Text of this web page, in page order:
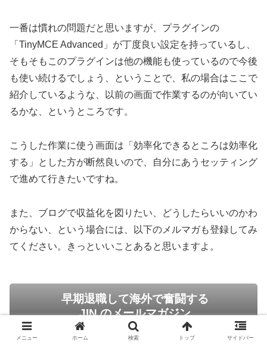
一番は慣れの問題だと思いますが、プラグインの
「TinyMCE Advanced」が丁度良い設定を持っているし、
そもそもこのプラグインは他の機能も使っているので今後
も使い続けるでしょう、ということで、私の場合はここで
紹介しているような、以前の画面で作業するのが向いてい
るかな、というところです。
こうした作業に使う画面は「効率化できるところは効率化
する」とした方が断然良いので、自分にあうセッティング
で進めて行きたいですね。
また、ブログで収益化を図りたい、どうしたらいいのかわ
からない、という場合には、以下のメルマガも登録してみ
てください。きっといいことあると思いますよ。
早期退職して海外で奮闘する
JIN のメールマガジン
メニュー ホーム 検索 トップ サイドバー